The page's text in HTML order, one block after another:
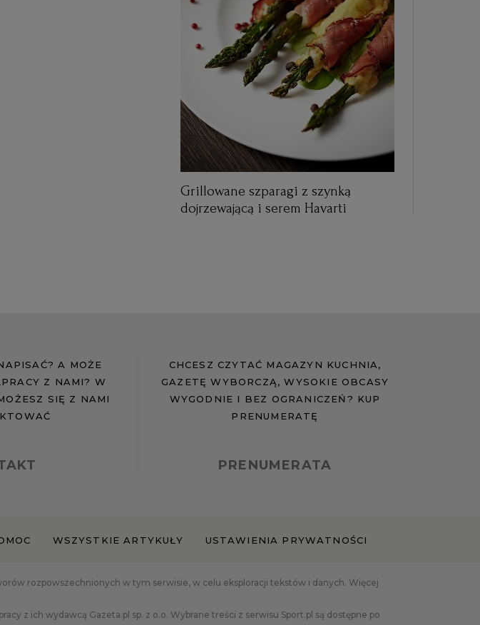
Grillowane szparagi z szynką
dojrzewającą i serem Havarti
A MOŻE
Z NAMI? W
SIĘ Z NAMI
CHCESZ CZYTAĆ MAGAZYN KUCHNIA,
GAZETĘ WYBORCZĄ, WYSOKIE OBCASY
WYGODNIE I BEZ OGRANICZEŃ? KUP
PRENUMERATĘ
PRENUMERATA
WSZYSTKIE ARTYKUŁY USTAWIENIA PRYWATNOŚCI
rozpowszechnionych w tym serwisie, w celu eksploracji tekstów i danych. Więcej
z ich wydawcą Gazeta.pl sp. z o.o. Wybrane treści z serwisu Sport.pl są dostępne po